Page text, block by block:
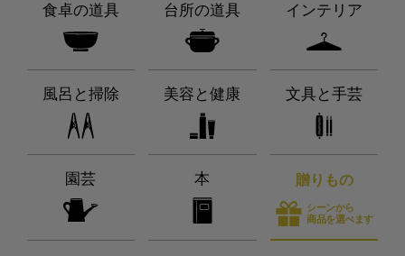
食卓の道具 台所の道具 インテリア
風呂と掃除 美容と健康 文具と手芸
園芸 本 贈りもの
シーンから
商品を選べます